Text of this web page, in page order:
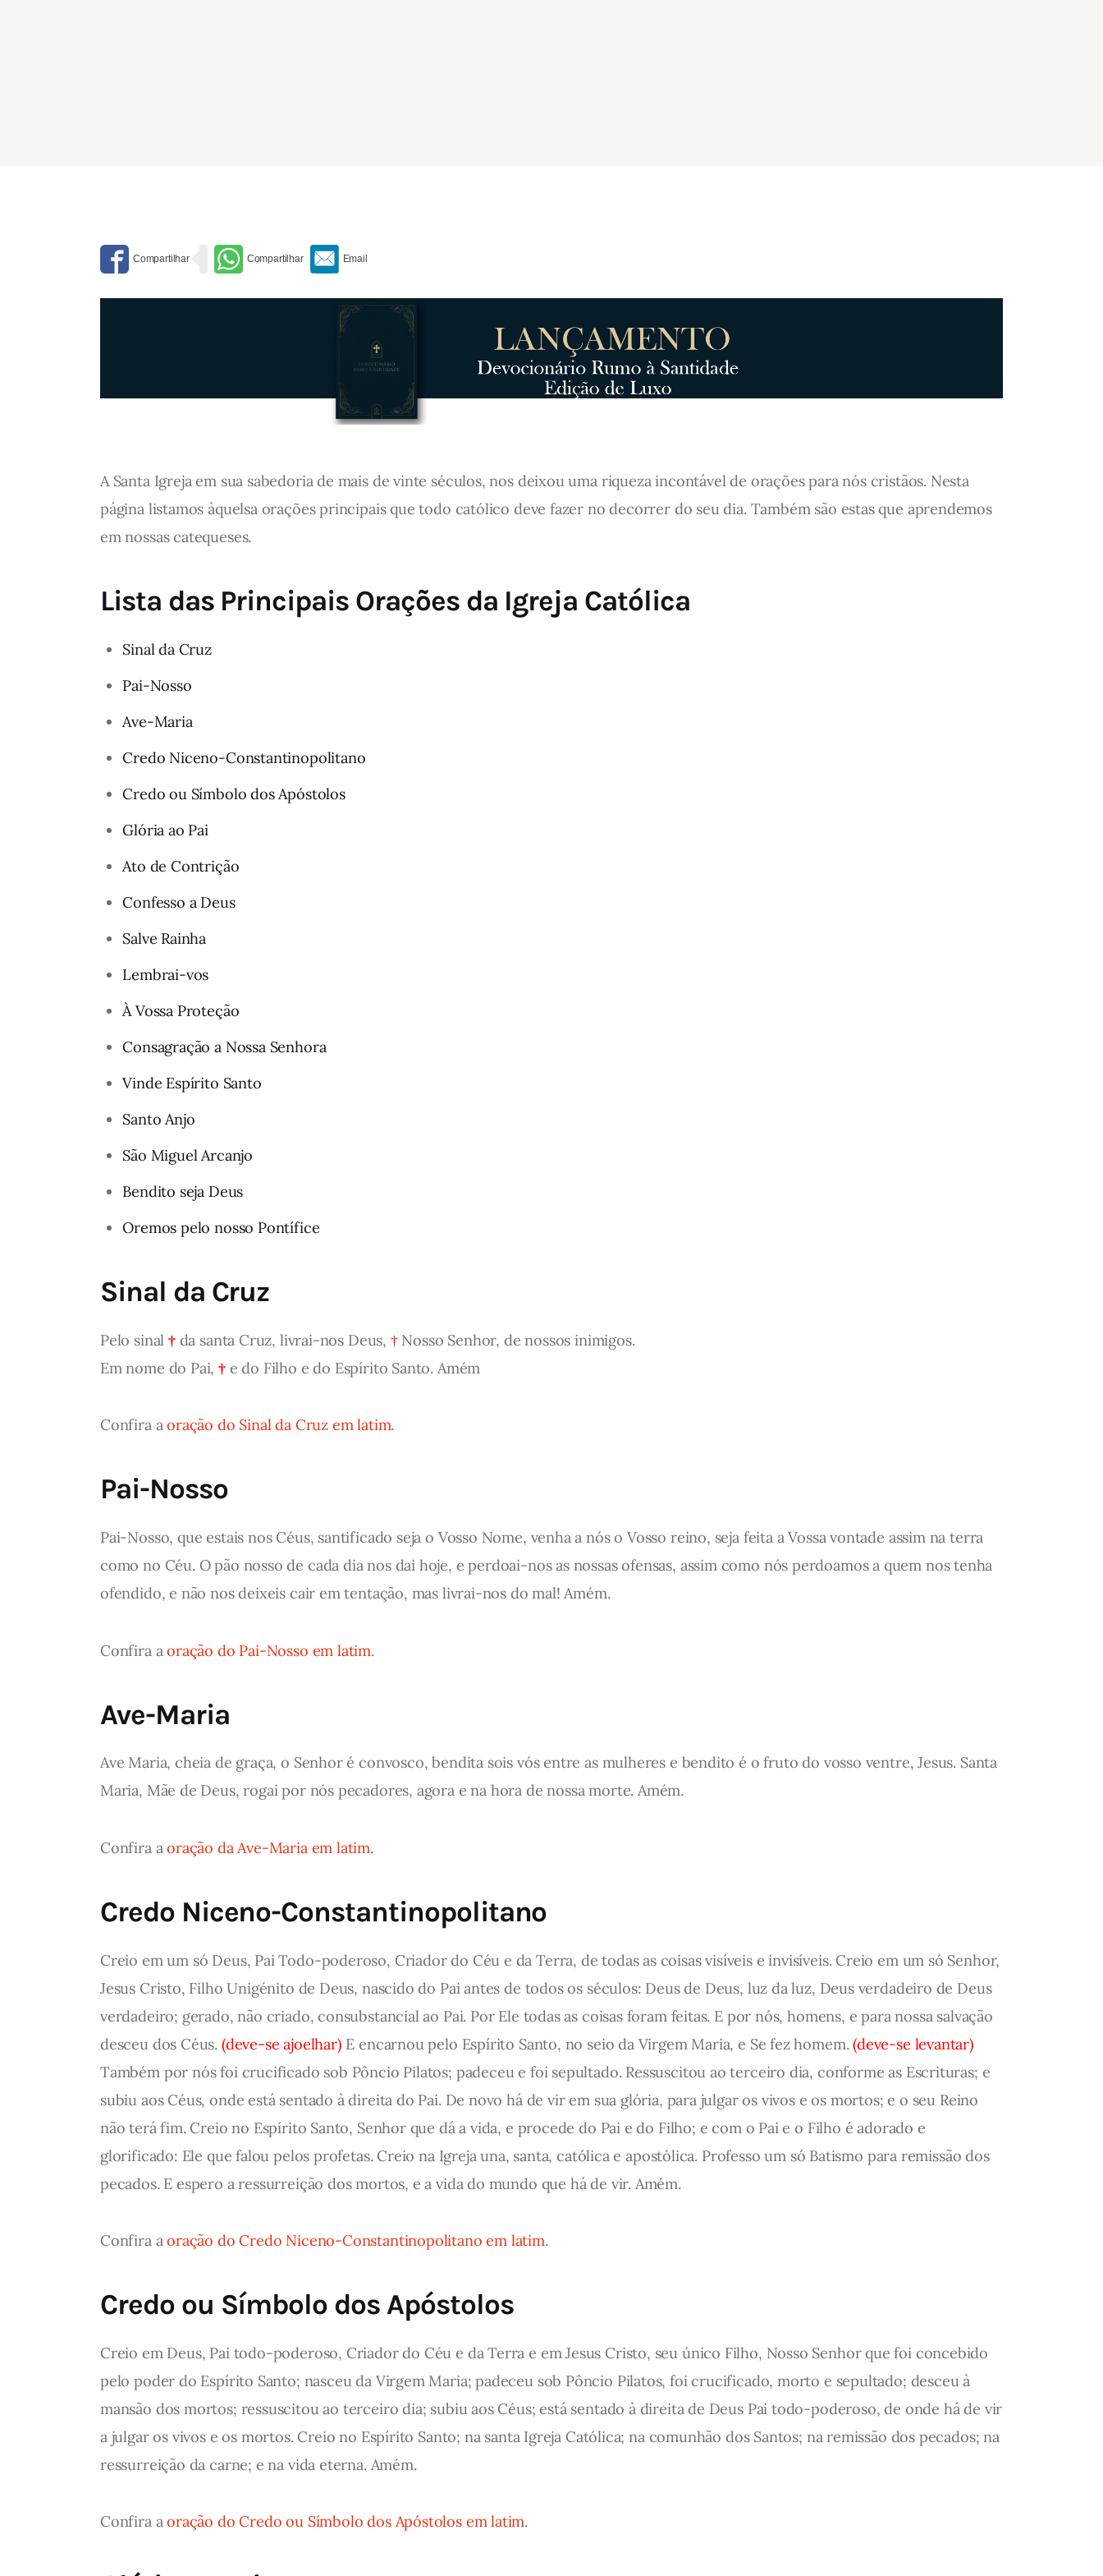
A Santa Igreja em sua sabedoria de mais de vinte séculos, nos deixou uma riqueza incontável de orações para nós cristãos. Nesta
página listamos àquelsa orações principais que todo católico deve fazer no decorrer do seu dia. Também são estas que aprendemos
em nossas catequeses.
Lista das Principais Orações da Igreja Católica
Sinal da Cruz
Pai-Nosso
Ave-Maria
Credo Niceno-Constantinopolitano
Credo ou Símbolo dos Apóstolos
Glória ao Pai
Ato de Contrição
Confesso a Deus
Salve Rainha
Lembrai-vos
À Vossa Proteção
Consagração a Nossa Senhora
Vinde Espírito Santo
Santo Anjo
São Miguel Arcanjo
Bendito seja Deus
Oremos pelo nosso Pontífice
Sinal da Cruz
Pelo sinal †da santa Cruz, livrai-nos Deus, †Nosso Senhor, de nossos inimigos.
Em nome do Pai,†e do Filho e do Espírito Santo. Amém
Confira aoração do Sinal da Cruz em latim.
Pai-Nosso
Pai-Nosso, que estais nos Céus, santificado seja o Vosso Nome, venha a nós o Vosso reino, seja feita a Vossa vontade assim na terra
como no Céu. O pão nosso de cada dia nos dai hoje, e perdoai-nos as nossas ofensas, assim como nós perdoamos a quem nos tenha
ofendido, e não nos deixeis cair em tentação, mas livrai-nos do mal! Amém.
Confira aoração do Pai-Nosso em latim.
Ave-Maria
Ave Maria, cheia de graça, o Senhor é convosco, bendita sois vós entre as mulheres e bendito é o fruto do vosso ventre, Jesus. Santa
Maria, Mãe de Deus, rogai por nós pecadores, agora e na hora de nossa morte. Amém.
Confira aoração da Ave-Maria em latim.
Credo Niceno-Constantinopolitano
Creio em um só Deus, Pai Todo-poderoso, Criador do Céu e da Terra, de todas as coisas visíveis e invisíveis. Creio em um só Senhor,
Jesus Cristo, Filho Unigénito de Deus, nascido do Pai antes de todos os séculos: Deus de Deus, luz da luz, Deus verdadeiro de Deus
verdadeiro; gerado, não criado, consubstancial ao Pai. Por Ele todas as coisas foram feitas. E por nós, homens, e para nossa salvação
desceu dos Céus. (deve-se ajoelhar) E encarnou pelo Espírito Santo, no seio da Virgem Maria, e Se fez homem.(deve-se levantar)
Também por nós foi crucificado sob Pôncio Pilatos; padeceu e foi sepultado. Ressuscitou ao terceiro dia, conforme as Escrituras; e
subiu aos Céus, onde está sentado à direita do Pai. De novo há de vir em sua glória, para julgar os vivos e os mortos; e o seu Reino
não terá fim. Creio no Espírito Santo, Senhor que dá a vida, e procede do Pai e do Filho; e com o Pai e o Filho é adorado e
glorificado: Ele que falou pelos profetas. Creio na Igreja una, santa, católica e apostólica. Professo um só Batismo para remissão dos
pecados. E espero a ressurreição dos mortos, e a vida do mundo que há de vir. Amém.
Confira aoração do Credo Niceno-Constantinopolitano em latim.
Credo ou Símbolo dos Apóstolos
Creio em Deus, Pai todo-poderoso, Criador do Céu e da Terra e em Jesus Cristo, seu único Filho, Nosso Senhor que foi concebido
pelo poder do Espírito Santo; nasceu da Virgem Maria; padeceu sob Pôncio Pilatos, foi crucificado, morto e sepultado; desceu à
mansão dos mortos; ressuscitou ao terceiro dia; subiu aos Céus; está sentado à direita de Deus Pai todo-poderoso, de onde há de vir
a julgar os vivos e os mortos. Creio no Espírito Santo; na santa Igreja Católica; na comunhão dos Santos; na remissão dos pecados; na
ressurreição da carne; e na vida eterna. Amém.
Confira aoração do Credo ou Símbolo dos Apóstolos em latim.